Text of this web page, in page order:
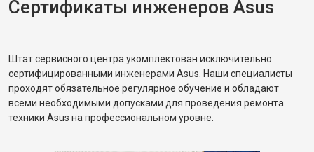
Сертификаты инженеров Asus
Штат сервисного центра укомплектован исключительно
сертифицированными инженерами Asus. Наши специалисты
проходят обязательное регулярное обучение и обладают
всеми необходимыми допусками для проведения ремонта
техники Asus на профессиональном уровне.